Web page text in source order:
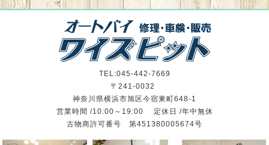
TEL:045-442-7669
〒241-0032
神奈川県横浜市旭区今宿東町648-1
営業時間 /10:00～19:00 定休日 /年中無休
古物商許可番号 第451380005674号